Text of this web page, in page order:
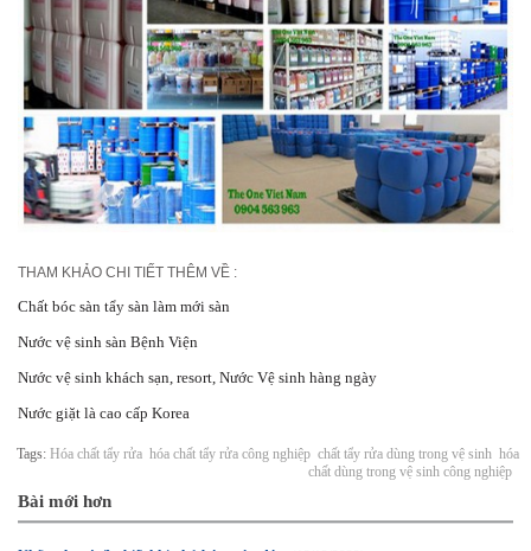
THAM KHẢO CHI TIẾT THÊM VỀ :
Chất bóc sàn tẩy sàn làm mới sàn
Nước vệ sinh sàn Bệnh Viện
Nước vệ sinh khách sạn, resort, Nước Vệ sinh hàng ngày
Nước giặt là cao cấp Korea
Tags: Hóa chất tẩy rửa hóa chất tẩy rửa công nghiệp chất tẩy rửa dùng trong vệ sinh hóa
chất dùng trong vệ sinh công nghiệp
Bài mới hơn